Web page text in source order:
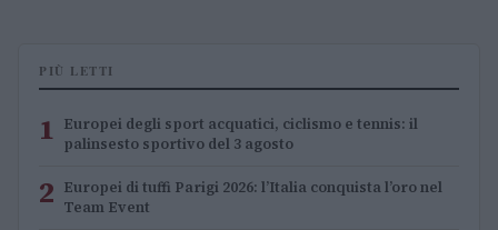
PIÙ LETTI
1 Europei degli sport acquatici, ciclismo e tennis: il
palinsesto sportivo del 3 agosto
2 Europei di tuffi Parigi 2026: l’Italia conquista l’oro nel
Team Event